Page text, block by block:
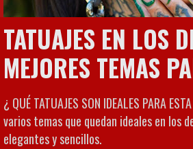
TATUAJES EN LOS
MEJORES TEMAS
¿ QUÉ TATUAJES SON IDEALES PARA
varios temas que quedan ideales en los
elegantes y sencillos.